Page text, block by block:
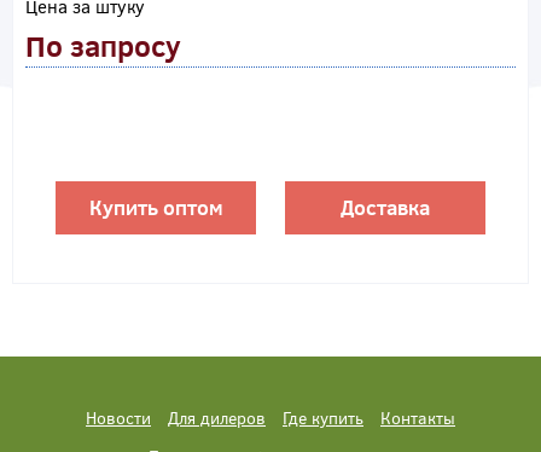
Цена за штуку
По запросу
Купить оптом Доставка
Новости Для дилеров Где купить
Контакты